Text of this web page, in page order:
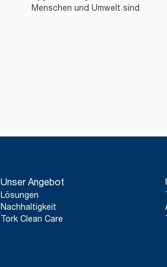
Menschen und Umwelt sind
Unser Angebot
Lösungen
Nachhaltigkeit
Tork Clean Care